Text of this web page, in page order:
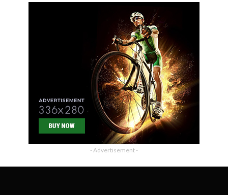
- Advertisement -